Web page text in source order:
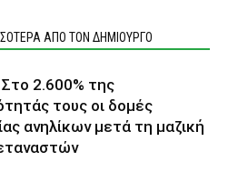
ΑΠΟ ΤΟΝ ΔΗΜΙΟΥΡΓΟ
2.600% της
τους οι δομές
ανηλίκων μετά τη μαζική